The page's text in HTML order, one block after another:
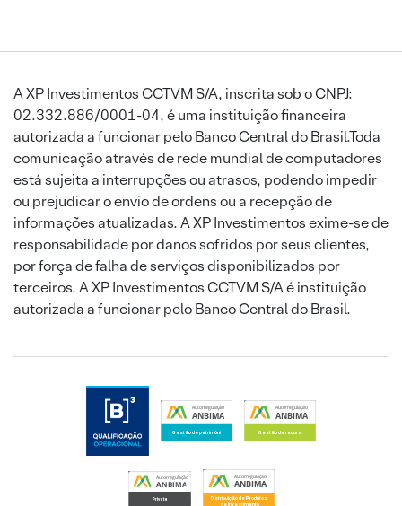
A XP Investimentos CCTVM S/A, inscrita sob o CNPJ:
02.332.886/0001-04, é uma instituição financeira
autorizada a funcionar pelo Banco Central do Brasil.Toda
comunicação através de rede mundial de computadores
está sujeita a interrupções ou atrasos, podendo impedir
ou prejudicar o envio de ordens ou a recepção de
informações atualizadas. A XP Investimentos exime-se de
responsabilidade por danos sofridos por seus clientes,
por força de falha de serviços disponibilizados por
terceiros. A XP Investimentos CCTVM S/A é instituição
autorizada a funcionar pelo Banco Central do Brasil.